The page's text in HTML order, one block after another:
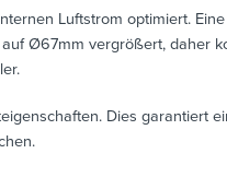
Luftstrom optimiert.
Ø67mm vergrößert, daher
Dies garantiert